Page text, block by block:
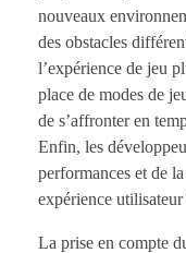
nouveaux
des obstacles
l’expérience de jeu
place de modes de
de s’affronter en
Enfin, les
performances et de
expérience
La prise en compte